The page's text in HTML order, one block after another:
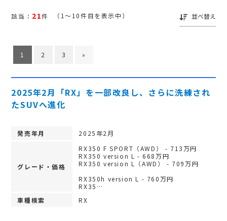
該当： 21件 （1～10件目を表示中） 並べ替え
1 2 3 »
2025年2月「RX」を一部改良し、さらに洗練され
たSUVへ進化
発売年月 2025年2月
グレード・価格
RX350 F SPORT（AWD） - 713万円
RX350 version L - 668万円
RX350 version L（AWD） - 709万円
RX350h version L - 760万円
RX35…
車種検索
RX